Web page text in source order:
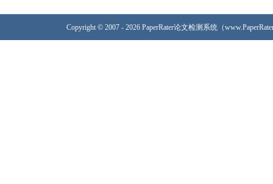
Copyright © 2007 - 2026 PaperRater论文检测系统（